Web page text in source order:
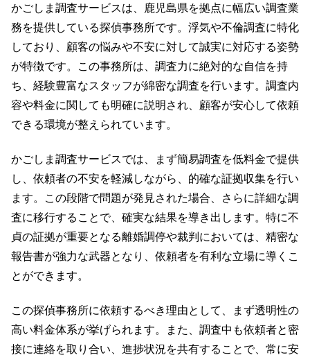
かごしま調査サービスは、鹿児島県を拠点に幅広い調査業
務を提供している探偵事務所です。浮気や不倫調査に特化
しており、顧客の悩みや不安に対して誠実に対応する姿勢
が特徴です。この事務所は、調査力に絶対的な自信を持
ち、経験豊富なスタッフが綿密な調査を行います。調査内
容や料金に関しても明確に説明され、顧客が安心して依頼
できる環境が整えられています。
かごしま調査サービスでは、まず簡易調査を低料金で提供
し、依頼者の不安を軽減しながら、的確な証拠収集を行い
ます。この段階で問題が発見された場合、さらに詳細な調
査に移行することで、確実な結果を導き出します。特に不
貞の証拠が重要となる離婚調停や裁判においては、精密な
報告書が強力な武器となり、依頼者を有利な立場に導くこ
とができます。
この探偵事務所に依頼するべき理由として、まず透明性の
高い料金体系が挙げられます。また、調査中も依頼者と密
接に連絡を取り合い、進捗状況を共有することで、常に安